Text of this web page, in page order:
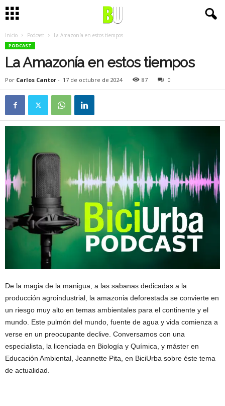
Inicio Podcast La Amazonía en estos tiempos
PODCAST
La Amazonía en estos tiempos
Por Carlos Cantor - 17 de octubre de 2024 87 0
De la magia de la manigua, a las sabanas dedicadas a la
producción agroindustrial, la amazonia deforestada se convierte en
un riesgo muy alto en temas ambientales para el continente y el
mundo. Este pulmón del mundo, fuente de agua y vida comienza a
verse en un preocupante declive. Conversamos con una
especialista, la licenciada en Biología y Química, y máster en
Educación Ambiental, Jeannette Pita, en BiciUrba sobre éste tema
de actualidad.